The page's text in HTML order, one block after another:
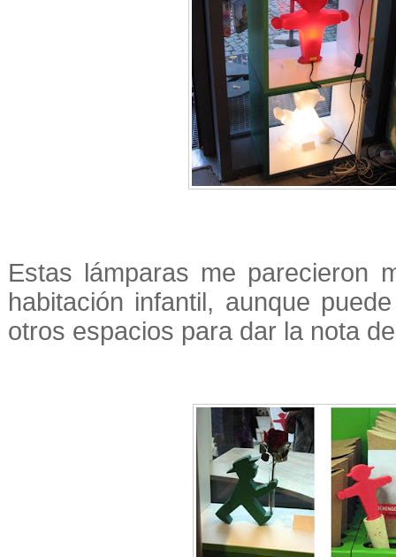
Estas lámparas me parecieron
habitación infantil, aunque
otros espacios para dar la nota